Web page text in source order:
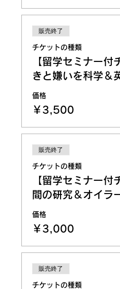
販売終了
チケットの種類
【留学セミナー付
きと嫌いを科学＆
価格
￥3,500
販売終了
チケットの種類
【留学セミナー付
間の研究＆オイラ
価格
￥3,000
販売終了
チケットの種類